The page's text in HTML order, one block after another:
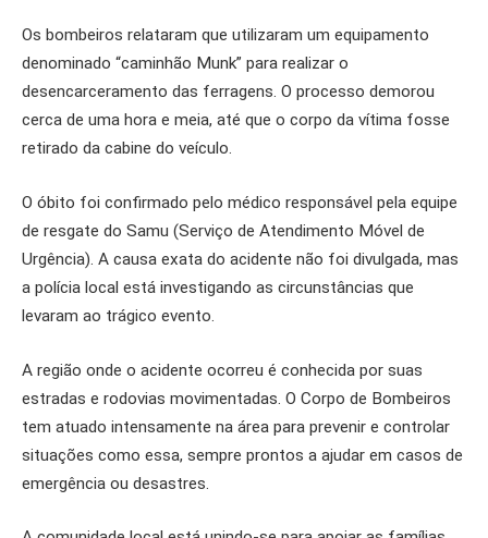
Os bombeiros relataram que utilizaram um equipamento
denominado “caminhão Munk” para realizar o
desencarceramento das ferragens. O processo demorou
cerca de uma hora e meia, até que o corpo da vítima fosse
retirado da cabine do veículo.
O óbito foi confirmado pelo médico responsável pela equipe
de resgate do Samu (Serviço de Atendimento Móvel de
Urgência). A causa exata do acidente não foi divulgada, mas
a polícia local está investigando as circunstâncias que
levaram ao trágico evento.
A região onde o acidente ocorreu é conhecida por suas
estradas e rodovias movimentadas. O Corpo de Bombeiros
tem atuado intensamente na área para prevenir e controlar
situações como essa, sempre prontos a ajudar em casos de
emergência ou desastres.